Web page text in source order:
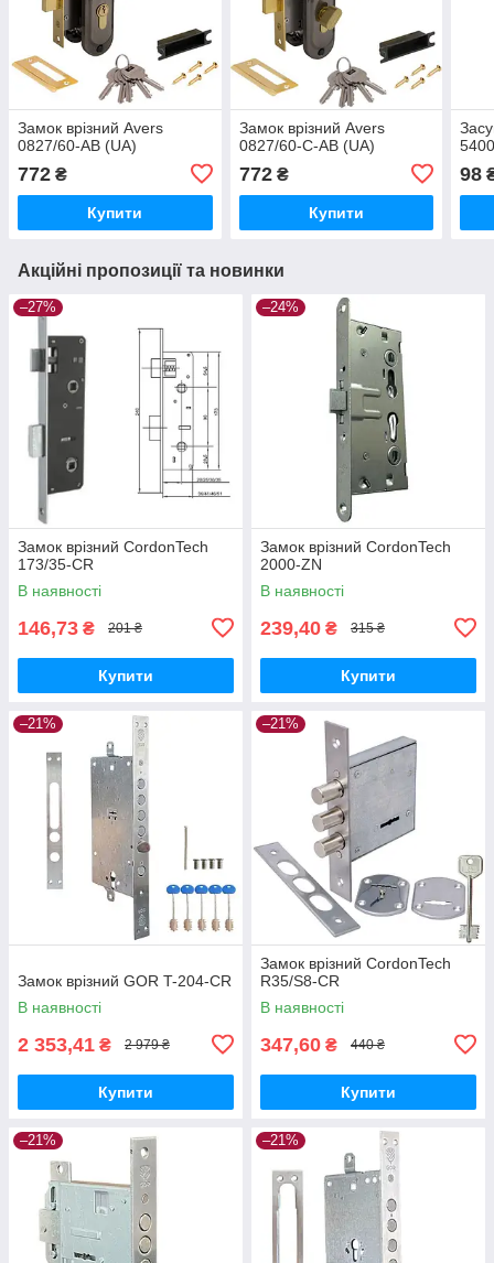
Замок врізний Avers
0827/60-AB (UA)
772 ₴
Купити
Замок врізний Avers
0827/60-C-AB (UA)
772₴
Купити
98
Акційні пропозиції та новинки
–27%
Замок врізний CordonTech
173/35-CR
В наявності
146,73 ₴ 201 ₴
Купити
–24%
Замок врізний CordonTech
2000-ZN
В наявності
239,40 ₴ 315 ₴
Купити
–21%
Замок врізний GOR T-204-CR
В наявності
2 353,41 ₴ 2 979 ₴
Купити
–21%
Замок врізний CordonTech
R35/S8-CR
В наявності
347,60 ₴ 440 ₴
Купити
–21% –21%